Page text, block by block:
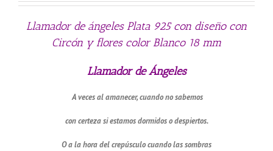
Llamador de ángeles Plata 925 con diseño con
Circón y flores color Blanco 18 mm
Llamador de Ángeles
A veces al amanecer, cuando no sabemos
con certeza si estamos dormidos o despiertos.
O a la hora del crepúsculo cuando las sombras